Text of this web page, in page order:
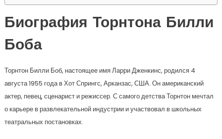
Биография Торнтона Билли
Боба
Торнтон Билли Боб, настоящее имя Ларри Дженкинс, родился 4
августа 1955 года в Хот Спрингс, Арканзас, США. Он американский
актер, певец, сценарист и режиссер. С самого детства Торнтон мечтал
о карьере в развлекательной индустрии и участвовал в школьных
театральных постановках.